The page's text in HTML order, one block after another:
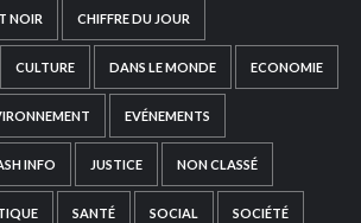
NOIR CHIFFRE DU JOUR
CULTURE DANS LE MONDE ECONOMIE
EVÉNEMENTS
INFO JUSTICE NON CLASSÉ
SANTÉ SOCIAL SOCIÉTÉ